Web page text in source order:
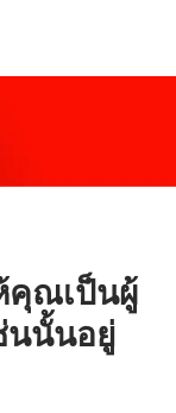
คุณเป็นผู้
นนั้นอยู่